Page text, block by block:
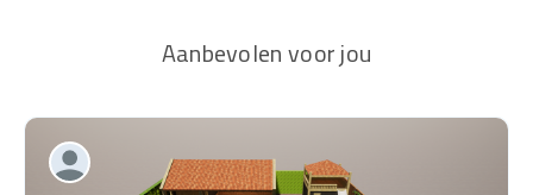
Aanbevolen voor jou